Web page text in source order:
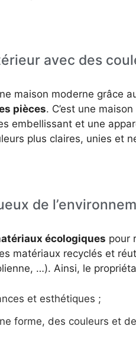
avec des
maison moderne grâce
pièces. C’est une
embellissant et une
plus claires, unies et
de
écologiques pour
matériaux recyclés et
…). Ainsi, le
et esthétiques ;
forme, des couleurs et